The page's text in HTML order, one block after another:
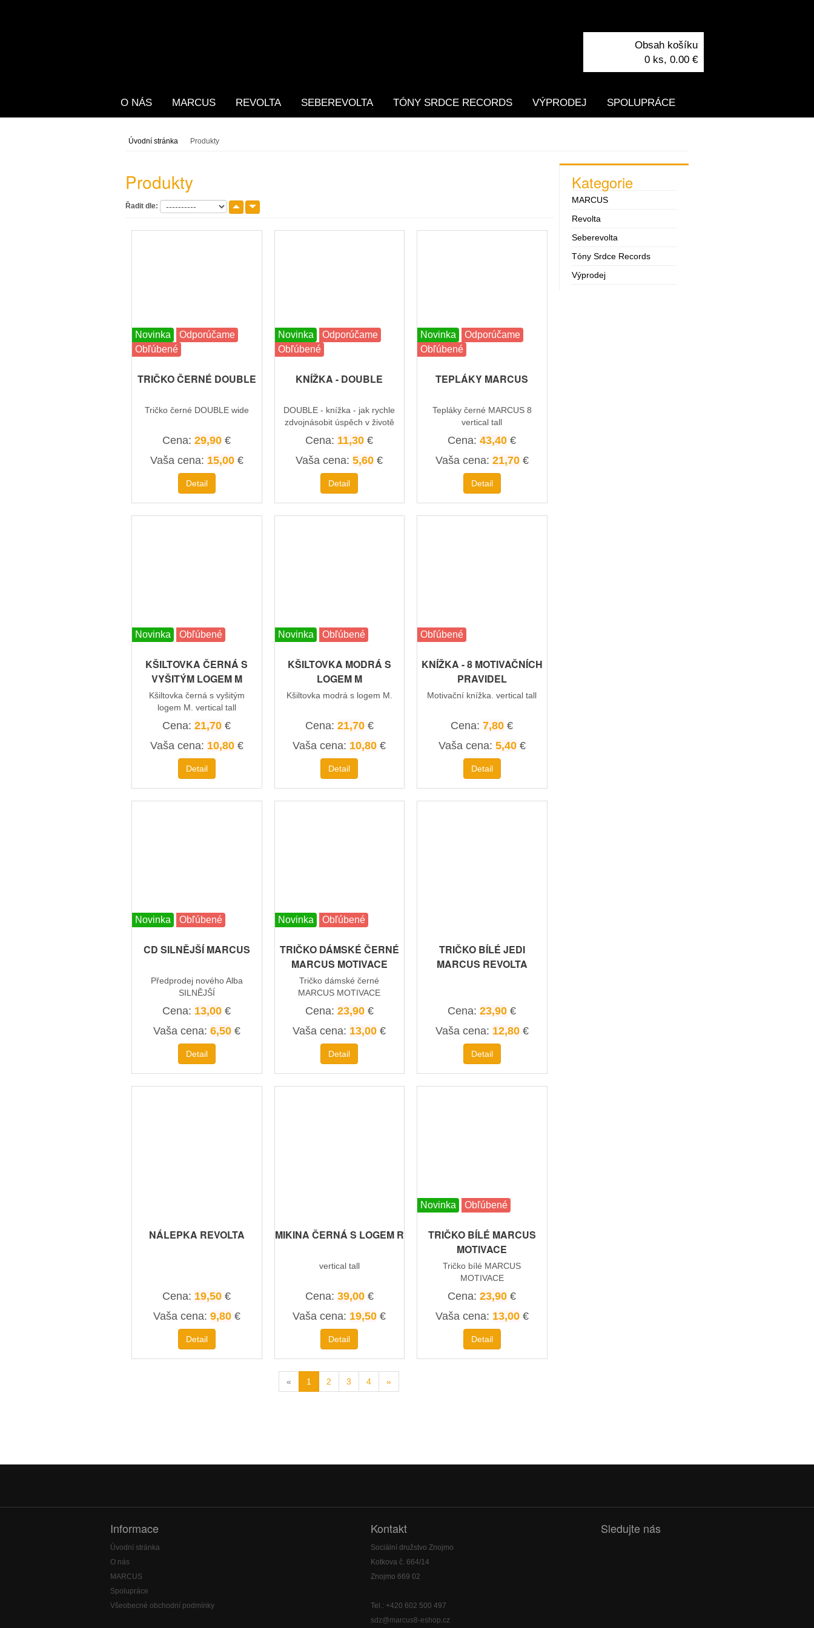
Úvodní stránka Produkty
Produkty
Řadit dle:
Novinka
Odporúčame
Obľúbené
TRIČKO ČERNÉ DOUBLE
Tričko černé DOUBLE wide
Cena:29,90 €
Vaša cena: 15,00€
Detail
Novinka
Odporúčame
Obľúbené
KNÍŽKA - DOUBLE
DOUBLE - knížka - jak rychle
zdvojnásobit úspěch v životě
Cena: 11,30 €
Vaša cena:5,60 €
Detail
Novinka
Odporúčame
Obľúbené
TEPLÁKY MARCUS
Tepláky černé MARCUS 8
vertical tall
Cena:43,40 €
Vaša cena: 21,70€
Detail
Novinka Obľúbené
KŠILTOVKA ČERNÁ S
VYŠITÝM LOGEM M
Kšiltovka černá s vyšitým
logem M. vertical tall
Cena:21,70 €
Vaša cena: 10,80€
Detail
Novinka Obľúbené
KŠILTOVKA MODRÁ S
LOGEM M
Kšiltovka modrá s logem M.
Cena: 21,70€
Vaša cena: 10,80 €
Detail
Obľúbené
KNÍŽKA - 8 MOTIVAČNÍCH
PRAVIDEL
Motivační knížka. vertical tall
Cena:7,80 €
Vaša cena: 5,40€
Detail
Novinka Obľúbené
CD SILNĚJŠÍ MARCUS
Předprodej nového Alba
SILNĚJŠÍ
Cena: 13,00 €
Vaša cena: 6,50€
Detail
Novinka Obľúbené
TRIČKO DÁMSKÉ ČERNÉ
MARCUS MOTIVACE
Tričko dámské černé
MARCUS MOTIVACE
Cena: 23,90€
Vaša cena: 13,00 €
Detail
TRIČKO BÍLÉ JEDI
MARCUS REVOLTA
Cena:23,90 €
Vaša cena: 12,80€
Detail
NÁLEPKA REVOLTA
Cena: 19,50 €
Vaša cena: 9,80€
Detail
MIKINA ČERNÁ S LOGEM R
vertical tall
Cena: 39,00€
Vaša cena: 19,50 €
Detail
Novinka Obľúbené
TRIČKO BÍLÉ MARCUS
MOTIVACE
Tričko bílé MARCUS
MOTIVACE
Cena:23,90 €
Vaša cena: 13,00€
Detail
« 1 2 3 4 »
Kategorie
MARCUS
Revolta
Seberevolta
Tóny Srdce Records
Výprodej
Obsah košíku
0 ks, 0.00 €
O NÁS MARCUS REVOLTA SEBEREVOLTA TÓNY SRDCE RECORDS VÝPRODEJ SPOLUPRÁCE
Informace
Úvodní stránka
O nás
MARCUS
Spolupráce
Všeobecné obchodní podmínky
Kontakt
Sociální družstvo Znojmo
Kotkova č. 664/14
Znojmo 669 02
Tel.: +420 602 500 497
sdz@marcus8-eshop.cz
Sledujte nás